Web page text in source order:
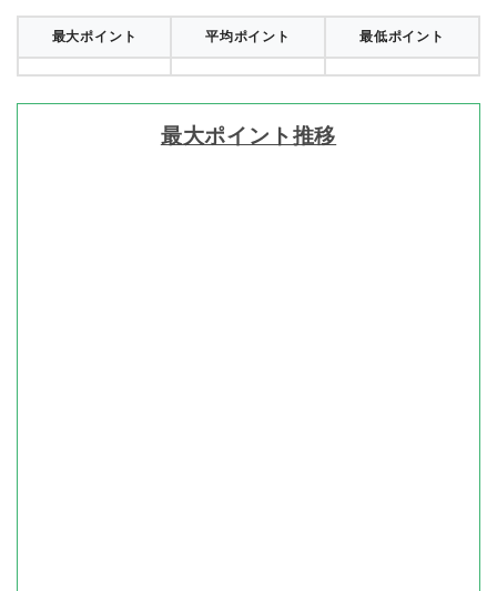
最大ポイント 平均ポイント 最低ポイント
最大ポイント推移